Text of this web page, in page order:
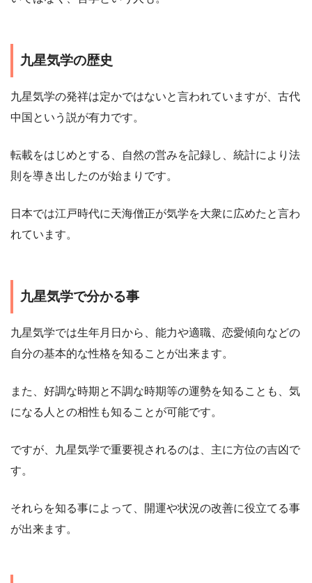
九星気学の歴史
九星気学の発祥は定かではないと言われていますが、古代
中国という説が有力です。
転載をはじめとする、自然の営みを記録し、統計により法
則を導き出したのが始まりです。
日本では江戸時代に天海僧正が気学を大衆に広めたと言わ
れています。
九星気学で分かる事
九星気学では生年月日から、能力や適職、恋愛傾向などの
自分の基本的な性格を知ることが出来ます。
また、好調な時期と不調な時期等の運勢を知ることも、気
になる人との相性も知ることが可能です。
ですが、九星気学で重要視されるのは、主に方位の吉凶で
す。
それらを知る事によって、開運や状況の改善に役立てる事
が出来ます。